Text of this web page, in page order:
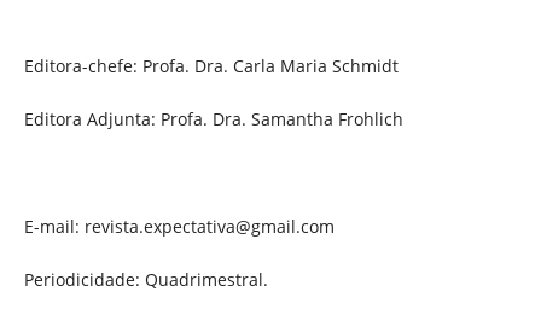
Editora-chefe: Profa. Dra. Carla Maria Schmidt
Editora Adjunta: Profa. Dra. Samantha Frohlich
E-mail: revista.expectativa@gmail.com
Periodicidade: Quadrimestral.